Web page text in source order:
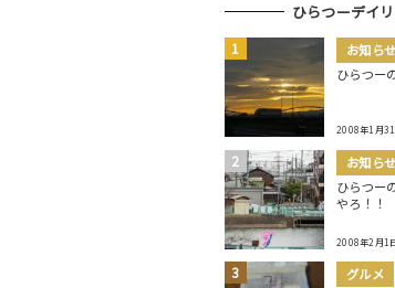
ひらつーデイ
お知らせ
ひらつー
2008年1月31
お知らせ
ひらつー
やろ！！
2008年2月1
グルメ